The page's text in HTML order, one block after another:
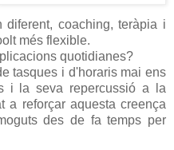
diferent, coaching, teràpia i
més flexible.
quotidianes?
tasques i d'horaris mai ens
i la seva repercussió a la
a reforçar aquesta creença
des de fa temps per